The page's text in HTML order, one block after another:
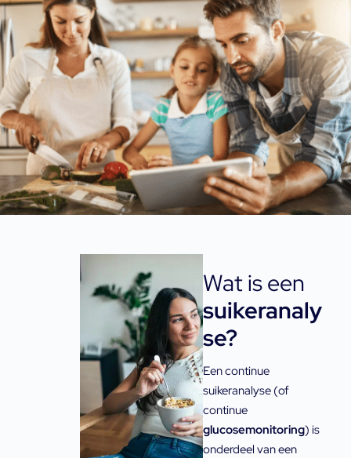
Wat is een
suikeranaly
se?
Een continue
suikeranalyse (of
continue
glucosemonitoring) is
onderdeel van een